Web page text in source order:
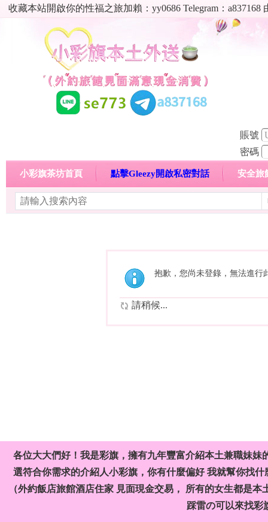
收藏本站開啟你的性福之旅加賴：yy0686 Telegram：
賬號
密碼
小彩旗茶坊首頁 點擊Gleezy開啟私密對話 安全旅
抱歉，您尚未登錄，無法進行
請稍候...
各位大大們好！我是彩旗，擁有九年豐富介紹本土兼職妹
選符合你需求的介紹人小彩旗，你有什麼偏好 我就幫你找
（外約飯店旅館酒店住家 見面現金交易， 所有的女生都是
踩雷の可以來找彩